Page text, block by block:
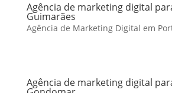
Agência de marketing digital
Guimarães
Agência de Marketing Digital em
Agência de marketing digital